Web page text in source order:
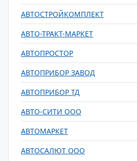
АВТОСТРОЙКОМПЛЕКТ
АВТО-ТРАКТ-МАРКЕТ
АВТОПРОСТОР
АВТОПРИБОР ЗАВОД
АВТОПРИБОР ТД
АВТО-СИТИ ООО
АВТОМАРКЕТ
АВТОСАЛЮТ ООО